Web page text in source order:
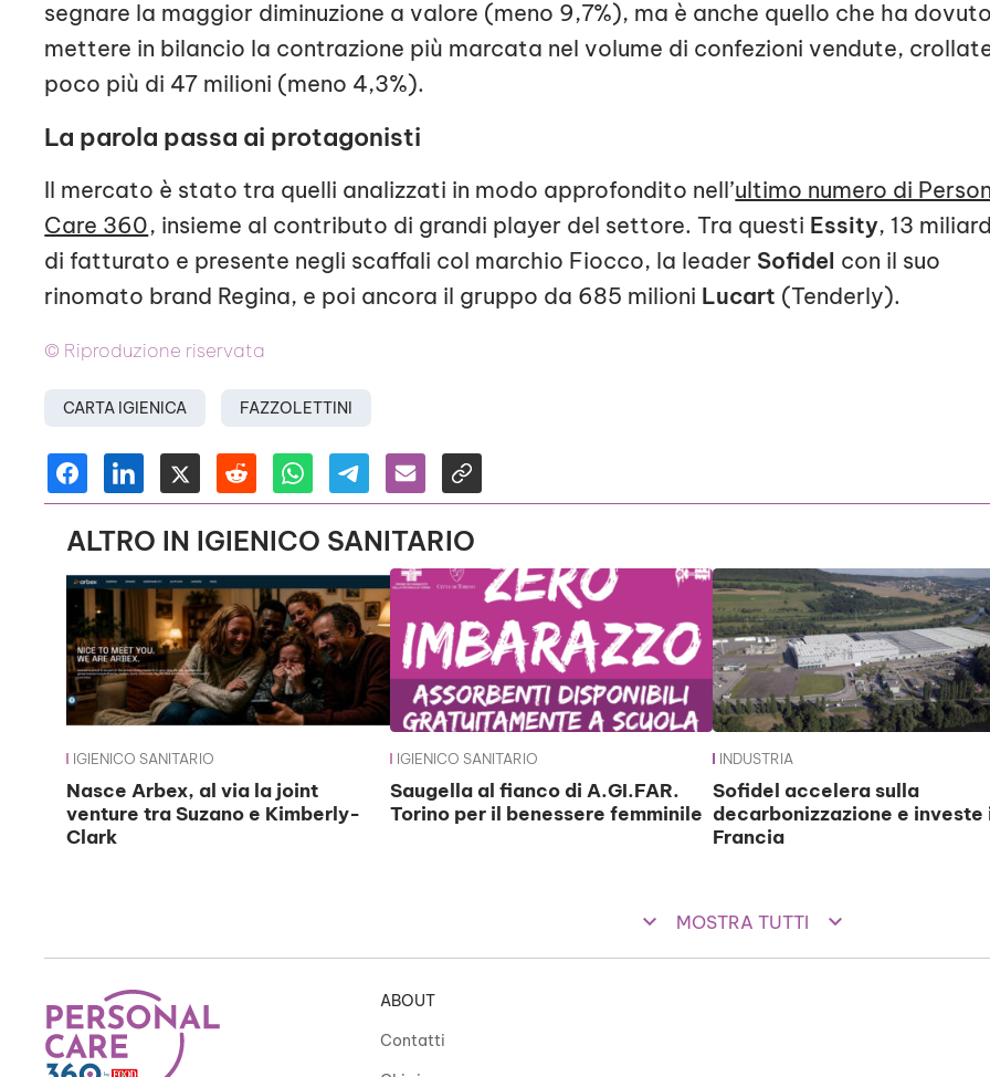
segnare la maggior diminuzione a valore (meno 9,7%), ma è anche quello che ha dovuto
mettere in bilancio la contrazione più marcata nel volume di confezioni vendute,
poco più di 47 milioni (meno 4,3%).
La parola passa ai protagonisti
Il mercato è stato tra quelli analizzati in modo approfondito nell’ultimo numero di
Care 360, insieme al contributo di grandi player del settore. Tra questi Essity, 13
di fatturato e presente negli scaffali col marchio Fiocco, la leader Sofidel con il suo
rinomato brand Regina, e poi ancora il gruppo da 685 milioni Lucart (Tenderly).
© Riproduzione riservata
CARTA IGIENICA FAZZOLETTINI
ALTRO IN IGIENICO SANITARIO
IGIENICO SANITARIO
Nasce Arbex, al via la joint
venture tra Suzano e Kimberly-
Clark
IGIENICO SANITARIO
Saugella al fianco di A.GI.FAR.
Torino per il benessere femminile
INDUSTRIA
Sofidel accelera sulla
decarbonizzazione e investe
Francia
keyboard_arrow_down MOSTRA TUTTI keyboard_arrow_down
ABOUT
Contatti